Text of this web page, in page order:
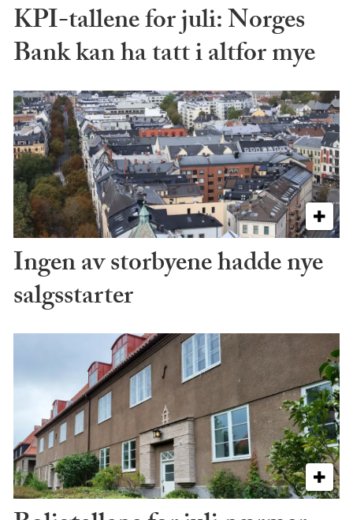
KPI-tallene for juli: Norges
Bank kan ha tatt i altfor mye
Ingen av storbyene hadde nye
salgsstarter